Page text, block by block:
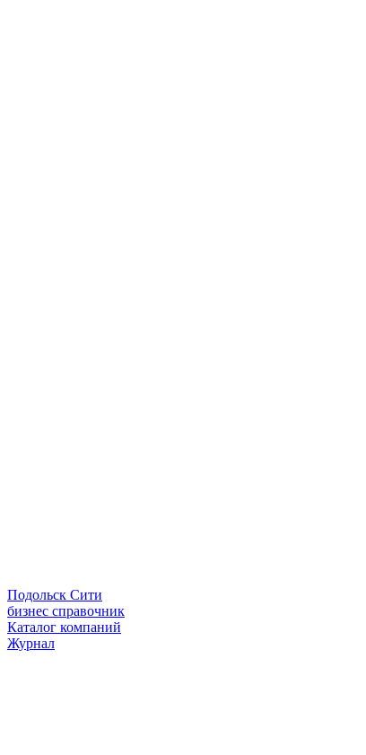
Подольск Сити
бизнес справочник
Каталог компаний
Журнал